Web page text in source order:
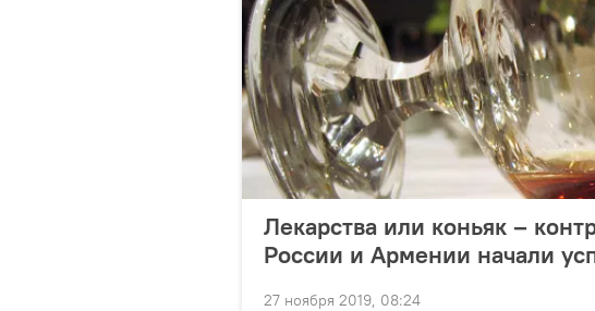
Лекарства или коньяк –
России и Армении начали
27 ноября 2019, 08:24